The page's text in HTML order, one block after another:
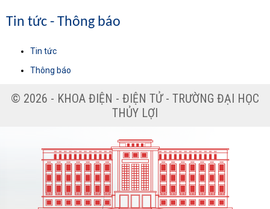
Tin tức - Thông báo
Tin tức
Thông báo
© 2026 - KHOA ĐIỆN - ĐIỆN TỬ - TRƯỜNG ĐẠI HỌC
THỦY LỢI